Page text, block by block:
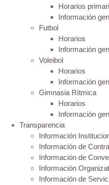
Horarios
Información
Futbol
Horarios
Información
Voleibol
Horarios
Información
Gimnasia Rítmica
Horarios
Información
Transparencia
Información
Información de
Información de
Información
Información de